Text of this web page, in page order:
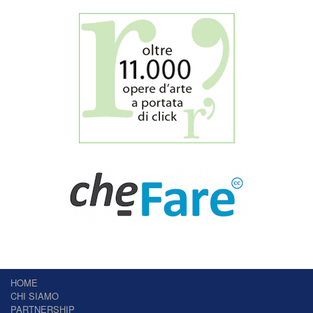
HOME
CHI SIAMO
PARTNERSHIP